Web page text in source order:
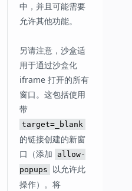
中，并且可能需要
允许其他功能。
另请注意，沙盒适
用于通过沙盒化
iframe 打开的所有
窗口。这包括使用
带
target=_blank
的链接创建的新窗
口（添加
allow-
popups
以允许此
操作）。将